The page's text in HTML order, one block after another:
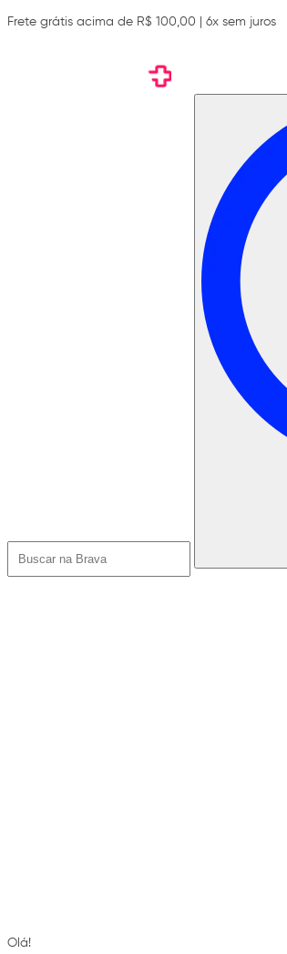
Frete grátis acima de R$ 100,00 | 6x sem juros
Olá!